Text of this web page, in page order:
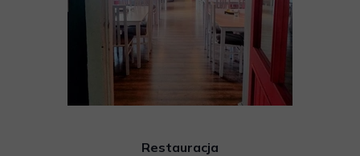
Restauracja